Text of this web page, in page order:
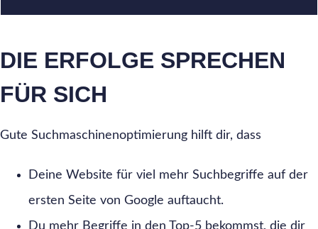
DIE ERFOLGE SPRECHEN
FÜR SICH
Gute Suchmaschinenoptimierung hilft dir, dass
Deine Website für viel mehr Suchbegriffe auf der
ersten Seite von Google auftaucht.
Du mehr Begriffe in den Top-5 bekommst, die dir